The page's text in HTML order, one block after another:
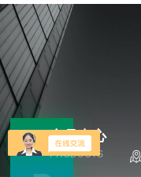
产品中心
PRODUCTS